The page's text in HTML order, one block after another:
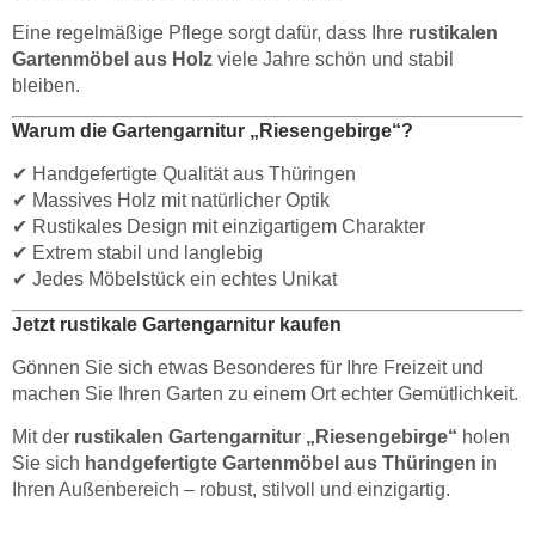
Eine regelmäßige Pflege sorgt dafür, dass Ihre rustikalen
Gartenmöbel aus Holz viele Jahre schön und stabil
bleiben.
Warum die Gartengarnitur „Riesengebirge“?
✔ Handgefertigte Qualität aus Thüringen
✔ Massives Holz mit natürlicher Optik
✔ Rustikales Design mit einzigartigem Charakter
✔ Extrem stabil und langlebig
✔ Jedes Möbelstück ein echtes Unikat
Jetzt rustikale Gartengarnitur kaufen
Gönnen Sie sich etwas Besonderes für Ihre Freizeit und
machen Sie Ihren Garten zu einem Ort echter Gemütlichkeit.
Mit der rustikalen Gartengarnitur „Riesengebirge“ holen
Sie sich handgefertigte Gartenmöbel aus Thüringen in
Ihren Außenbereich – robust, stilvoll und einzigartig.